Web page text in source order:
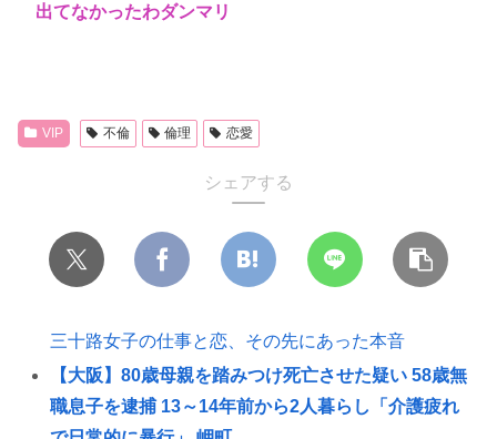
出てなかったわダンマリ
VIP 不倫 倫理 恋愛
シェアする
三十路女子の仕事と恋、その先にあった本音
【大阪】80歳母親を踏みつけ死亡させた疑い 58歳無
職息子を逮捕 13～14年前から2人暮らし「介護疲れ